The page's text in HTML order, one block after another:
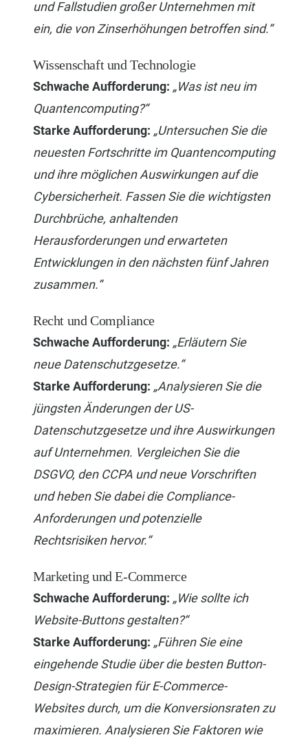
und Fallstudien großer Unternehmen mit
ein, die von Zinserhöhungen betroffen sind.“
Wissenschaft und Technologie
Schwache Aufforderung: „Was ist neu im
Quantencomputing?“
Starke Aufforderung: „Untersuchen Sie die
neuesten Fortschritte im Quantencomputing
und ihre möglichen Auswirkungen auf die
Cybersicherheit. Fassen Sie die wichtigsten
Durchbrüche, anhaltenden
Herausforderungen und erwarteten
Entwicklungen in den nächsten fünf Jahren
zusammen.“
Recht und Compliance
Schwache Aufforderung: „Erläutern Sie
neue Datenschutzgesetze.“
Starke Aufforderung: „Analysieren Sie die
jüngsten Änderungen der US-
Datenschutzgesetze und ihre Auswirkungen
auf Unternehmen. Vergleichen Sie die
DSGVO, den CCPA und neue Vorschriften
und heben Sie dabei die Compliance-
Anforderungen und potenzielle
Rechtsrisiken hervor.“
Marketing und E-Commerce
Schwache Aufforderung: „Wie sollte ich
Website-Buttons gestalten?“
Starke Aufforderung: „Führen Sie eine
eingehende Studie über die besten Button-
Design-Strategien für E-Commerce-
Websites durch, um die Konversionsraten zu
maximieren. Analysieren Sie Faktoren wie